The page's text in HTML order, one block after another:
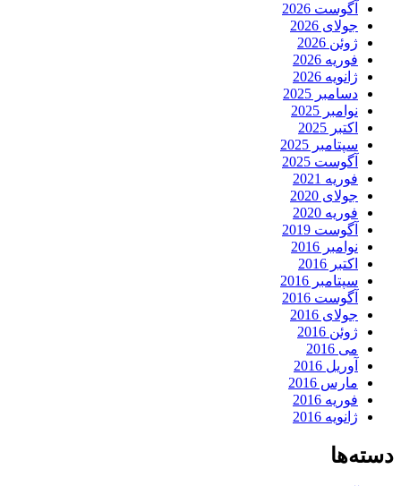
آگوست 2026
جولای 2026
ژوئن 2026
فوریه 2026
ژانویه 2026
دسامبر 2025
نوامبر 2025
اکتبر 2025
سپتامبر 2025
آگوست 2025
فوریه 2021
جولای 2020
فوریه 2020
آگوست 2019
نوامبر 2016
اکتبر 2016
سپتامبر 2016
آگوست 2016
جولای 2016
ژوئن 2016
می 2016
آوریل 2016
مارس 2016
فوریه 2016
ژانویه 2016
دسته‌ها